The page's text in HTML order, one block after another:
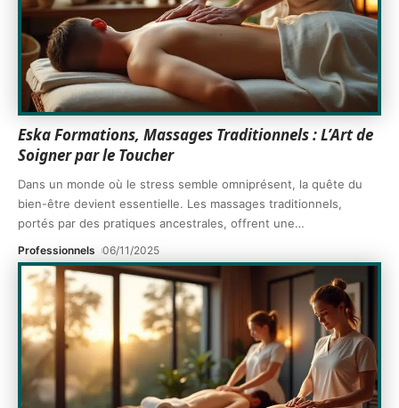
Eska Formations, Massages Traditionnels : L’Art de
Soigner par le Toucher
Dans un monde où le stress semble omniprésent, la quête du
bien-être devient essentielle. Les massages traditionnels,
portés par des pratiques ancestrales, offrent une…
Professionnels 06/11/2025